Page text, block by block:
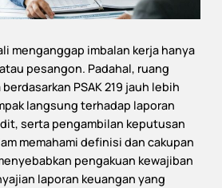
menganggap imbalan kerja hanya
pesangon. Padahal, ruang
PSAK 219 jauh lebih
langsung terhadap laporan
serta pengambilan keputusan
memahami definisi dan cakupan
pengakuan kewajiban
laporan keuangan yang